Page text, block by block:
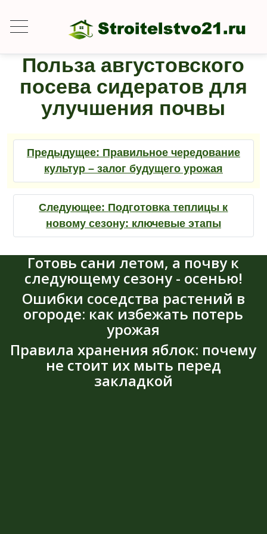
Польза августовского
посева сидератов для
улучшения почвы
Предыдущее: Правильное чередование
культур – залог будущего урожая
Следующее: Подготовка теплицы к
новому сезону: ключевые этапы
Готовь сани летом, а почву к
следующему сезону - осенью!
Ошибки соседства растений в
огороде: как избежать потерь
урожая
Правила хранения яблок: почему
не стоит их мыть перед
закладкой